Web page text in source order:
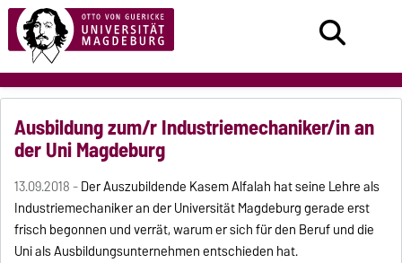
Ausbildung zum/r Industriemechaniker/in an
der Uni Magdeburg
13.09.2018 -Der Auszubildende Kasem Alfalah hat seine Lehre als
Industriemechaniker an der Universität Magdeburg gerade erst
frisch begonnen und verrät, warum er sich für den Beruf und die
Uni als Ausbildungsunternehmen entschieden hat.